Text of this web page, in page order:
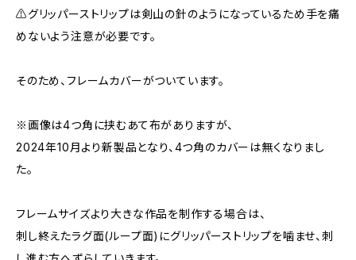
⚠️グリッパーストリップは剣山の針のようになっているため手を痛
めないよう注意が必要です。
そのため、フレームカバーがついています。
※画像は4つ角に挟むあて布がありますが、
2024年10月より新製品となり、4つ角のカバーは無くなりまし
た。
フレームサイズより大きな作品を制作する場合は、
刺し終えたラグ面(ループ面)にグリッパーストリップを噛ませ、刺